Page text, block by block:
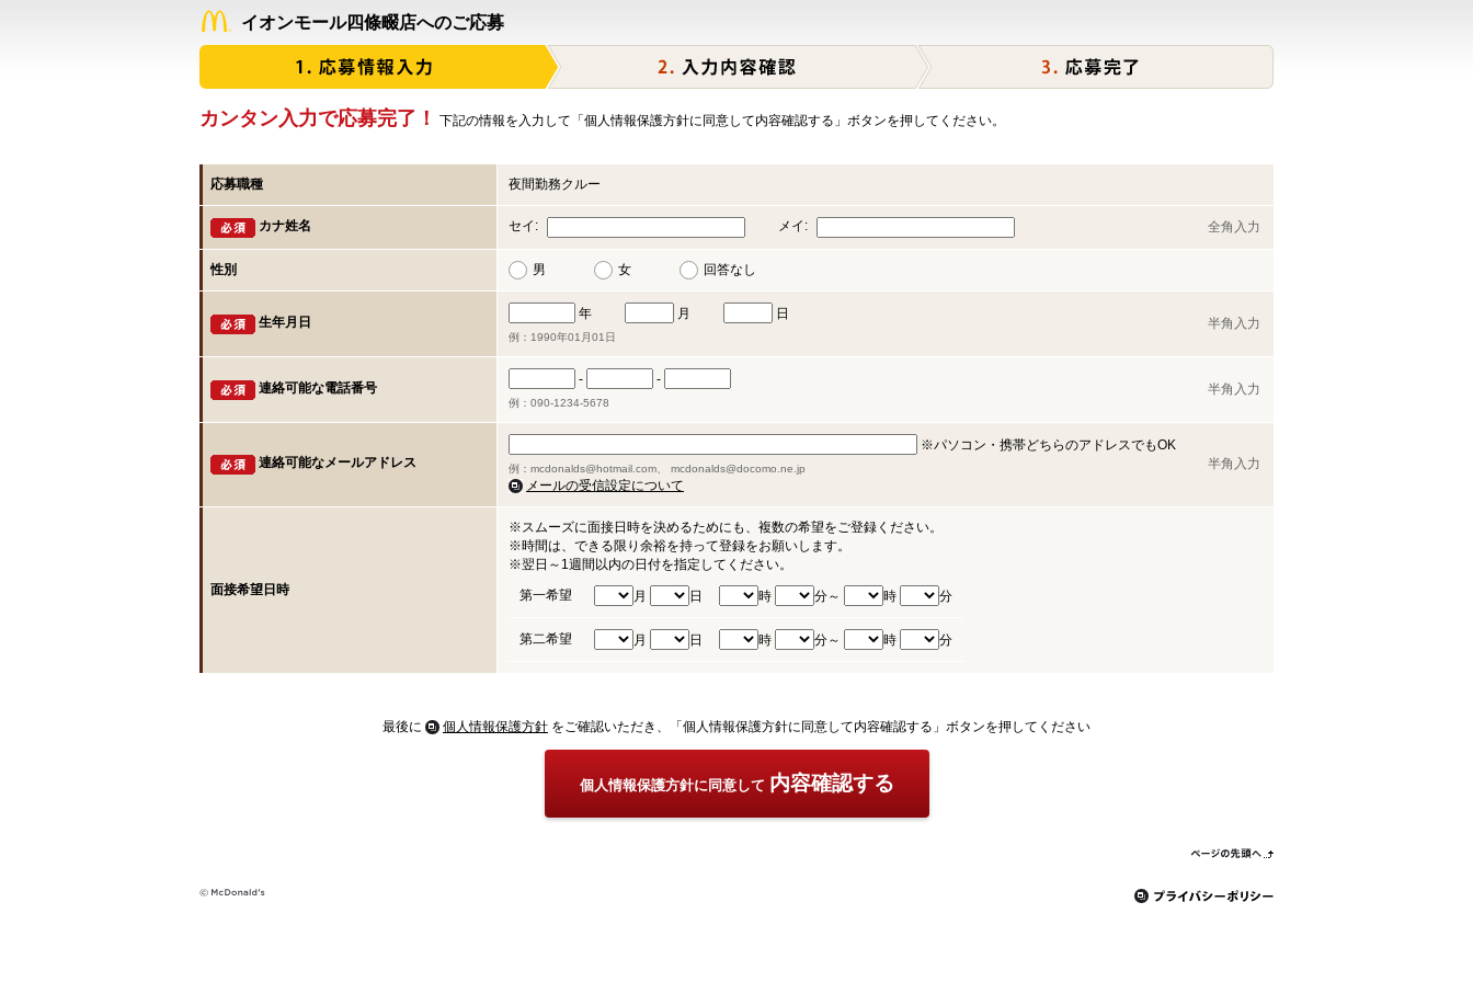
イオンモール四條畷店へのご応募
カンタン入力で応募完了！ 下記の情報を入力して「個人情報保護方針に同意して内容確認する」ボタンを押してください。
応募職種 夜間勤務クルー
カナ姓名 セイ: メイ: 全角入力
性別 男 女 回答なし
生年月日
年 月 日
例：1990年01月01日
半角入力
連絡可能な電話番号
- -
例：090-1234-5678
半角入力
連絡可能なメールアドレス
※パソコン・携帯どちらのアドレスでもOK
例：mcdonalds@hotmail.com、 mcdonalds@docomo.ne.jp
メールの受信設定について
半角入力
面接希望日時
※スムーズに面接日時を決めるためにも、複数の希望をご登録ください。
※時間は、できる限り余裕を持って登録をお願いします。
※翌日～1週間以内の日付を指定してください。
第一希望
月 日 時 分～ 時 分
第二希望 月 日 時 分～ 時 分
最後に 個人情報保護方針 をご確認いただき、「個人情報保護方針に同意して内容確認する」ボタンを押してください
個人情報保護方針に同意して 内容確認する